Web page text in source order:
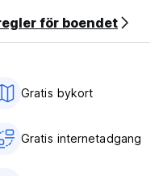
23:00.
för boendet
Gratis bykort
Gratis internetadgang